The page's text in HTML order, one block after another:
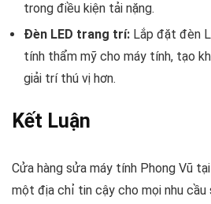
trong điều kiện tải nặng.
Đèn LED trang trí: Lắp đặt đèn
tính thẩm mỹ cho máy tính, tạo
giải trí thú vị hơn.
Kết Luận
Cửa hàng sửa máy tính Phong Vũ
một địa chỉ tin cậy cho mọi nhu